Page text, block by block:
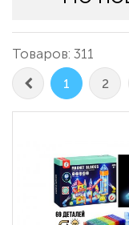
Товаров: 311
1 2